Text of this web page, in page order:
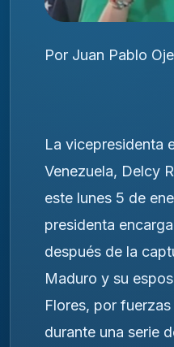
Por Juan Pablo
La vicepresidenta
Venezuela, Delcy
este lunes 5 de
presidenta
después de la
Maduro y su
Flores, por
durante una serie